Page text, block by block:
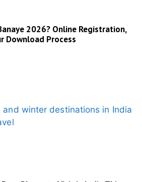
2026? Online Registration,
Download Process